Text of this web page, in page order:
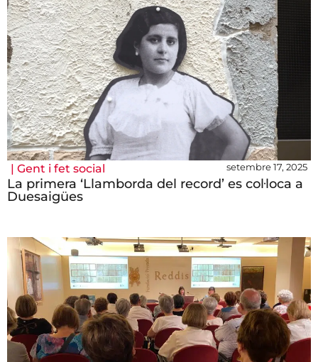
| Gent i fet social setembre 17, 2025
La primera ‘Llamborda del record’ es col·loca a
Duesaigües